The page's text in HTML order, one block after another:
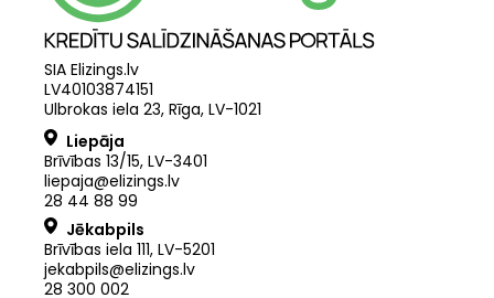
SIA Elizings.lv
LV40103874151
Ulbrokas iela 23, Rīga, LV-1021
Liepāja
Brīvības 13/15, LV-3401
liepaja@elizings.lv
28 44 88 99
Jēkabpils
Brīvības iela 111, LV-5201
jekabpils@elizings.lv
28 300 002